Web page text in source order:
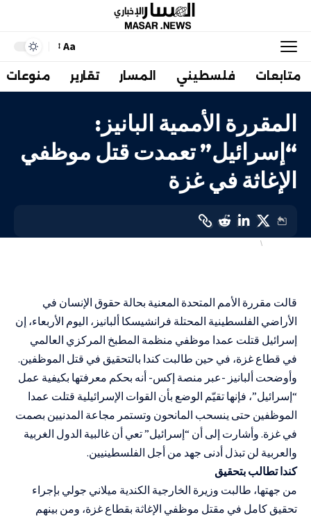
Aa
متابعات فلسطيني المسار تقارير منوعات
المقررة الأممية البانيز:
“إسرائيل” تعمدت قتل موظفي
الإغاثة في غزة
أهم الاخباردولي
قالت مقررة الأمم المتحدة المعنية بحالة حقوق الإنسان في
الأراضي الفلسطينية المحتلة فرانشيسكا ألبانيز، اليوم الأربعاء، إن
إسرائيل قتلت عمدا موظفي منظمة المطبخ المركزي العالمي
في قطاع غزة، في حين طالبت كندا بالتحقيق في قتل الموظفين.
وأوضحت ألبانيز -عبر منصة إكس- أنه بحكم معرفتها بكيفية عمل
“إسرائيل”، فإنها تقيّم الوضع بأن القوات الإسرائيلية قتلت عمدا
الموظفين حتى ينسحب المانحون وتستمر مجاعة المدنيين بصمت
في غزة. وأشارت إلى أن “إسرائيل” تعي أن غالبية الدول الغربية
والعربية لن تبذل أدنى جهد من أجل الفلسطينيين.
كندا تطالب بتحقيق
من جهتها، طالبت وزيرة الخارجية الكندية ميلاني جولي بإجراء
تحقيق كامل في مقتل موظفي الإغاثة بقطاع غزة، ومن بينهم